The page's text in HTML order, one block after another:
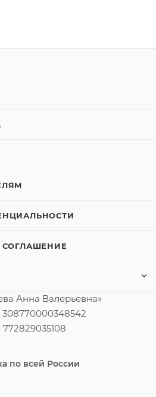
СОГЛАШЕНИЕ
Анна Валерьевна»
по всей России